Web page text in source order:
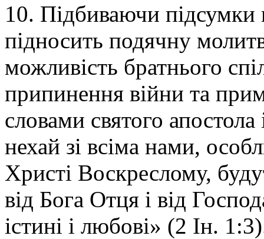
10. Підбиваючи
підносить подячну
можливість братнього
припинення війни та
словами святого апостола
нехай зі всіма нами,
Христі Воскреслому,
від Бога Отця і від
істині і любові» (2 Ін.